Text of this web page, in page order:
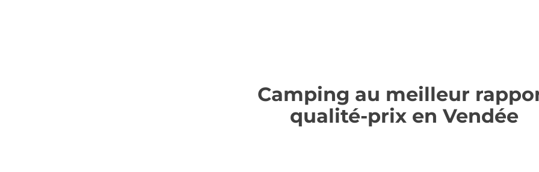
Camping au meilleur
qualité-prix en Vendée